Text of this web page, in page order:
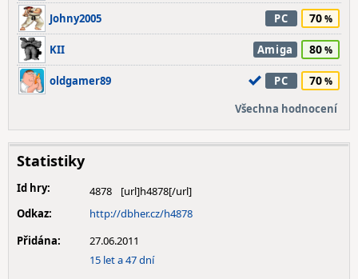
Johny2005 PC 70
KII Amiga 80
oldgamer89 PC 70
Všechna hodnocení
Statistiky
Id hry:
4878
Odkaz:
http://dbher.cz/h4878
Přidána:
27.06.2011
15 let a 47 dní